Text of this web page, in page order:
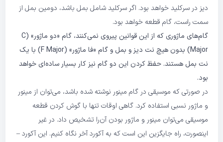
دیز در سرکلید خواهد بود. اگر سرکلید شامل بمل باشد، دومین بمل از
سمت راست، گام قطعه خواهد بود.
گام‌های ماژوری که از این قوانین پیروی نمی‌کنند، گام «دو ماژور» (C
Major) بدون هیچ نت دیز و بمل و گام «فا ماژور» (F Major) با یک
نت بمل هستند. حفظ کردن این دو گام نیز کار بسیار ساده‌ای خواهد
بود.
در صورتی که موسیقی در گام مینور نوشته شده باشد، می‌توان از مینور
و ماژور نسبی استفاده کرد. گاهی اوقات تنها با گوش کردن قطعه
موسیقی می‌توان مینور و ماژور بودن آن‌را تشخیص داد. در غیر
اینصورت، راه جایگزین این است که به آکورد آخر نگاه کنیم. این آکورد –